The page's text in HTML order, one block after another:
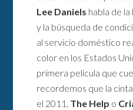
Lee Daniels habla de
y la búsqueda de
al servicio doméstico
color en los Estados
primera película que
recordemos que la
el 2011, The Help o